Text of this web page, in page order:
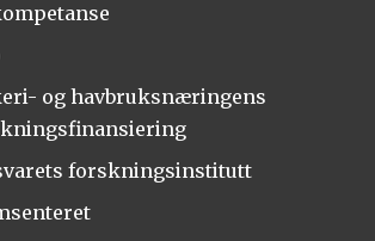
og havbruksnæringens
forskningsinstitutt